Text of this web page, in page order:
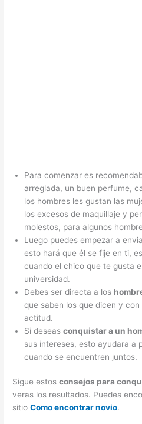
Para comenzar es
arreglada, un buen perfume,
los hombres les gustan las
los excesos de maquillaje y
molestos, para algunos
Luego puedes empezar a
esto hará que él se fije en ti,
cuando el chico que te gusta
universidad.
Debes ser directa a los
que saben los que dicen y
actitud.
Si deseasconquistar a un
sus intereses, esto ayudara a
cuando se encuentren juntos.
Sigue estosconsejos para
veras los resultados. Puedes
sitioComo encontrar novio.